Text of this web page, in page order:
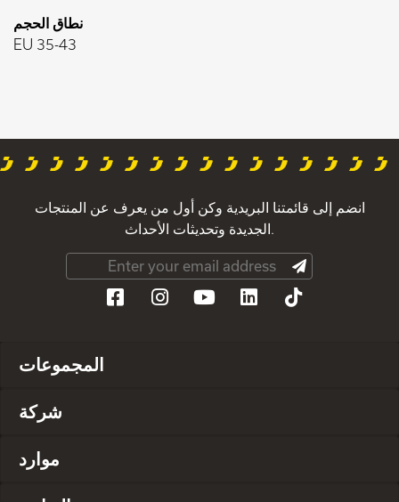
نطاق الحجم
EU 35-43
انضم إلى قائمتنا البريدية وكن أول من يعرف عن المنتجات
الجديدة وتحديثات الأحداث.
المجموعات
شركة
موارد